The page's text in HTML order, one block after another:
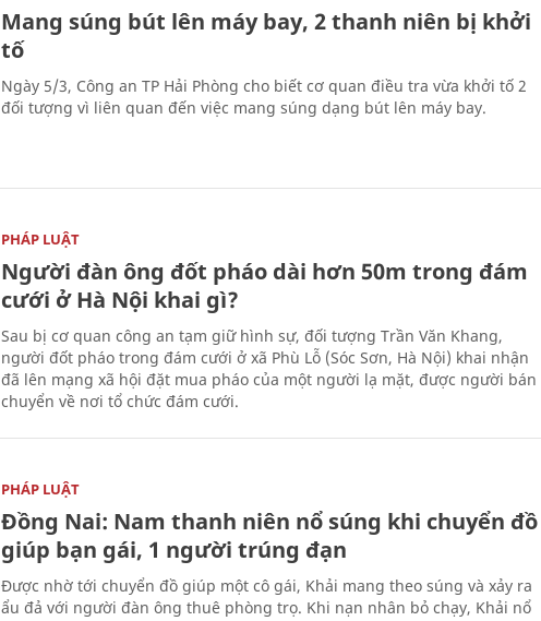
Mang súng bút lên máy bay, 2 thanh niên bị khởi
tố
Ngày 5/3, Công an TP Hải Phòng cho biết cơ quan điều tra vừa khởi tố 2
đối tượng vì liên quan đến việc mang súng dạng bút lên máy bay.
PHÁP LUẬT
Người đàn ông đốt pháo dài hơn 50m trong đám
cưới ở Hà Nội khai gì?
Sau bị cơ quan công an tạm giữ hình sự, đối tượng Trần Văn Khang,
người đốt pháo trong đám cưới ở xã Phù Lỗ (Sóc Sơn, Hà Nội) khai nhận
đã lên mạng xã hội đặt mua pháo của một người lạ mặt, được người bán
chuyển về nơi tổ chức đám cưới.
PHÁP LUẬT
Đồng Nai: Nam thanh niên nổ súng khi chuyển đồ
giúp bạn gái, 1 người trúng đạn
Được nhờ tới chuyển đồ giúp một cô gái, Khải mang theo súng và xảy ra
ẩu đả với người đàn ông thuê phòng trọ. Khi nạn nhân bỏ chạy, Khải nổ